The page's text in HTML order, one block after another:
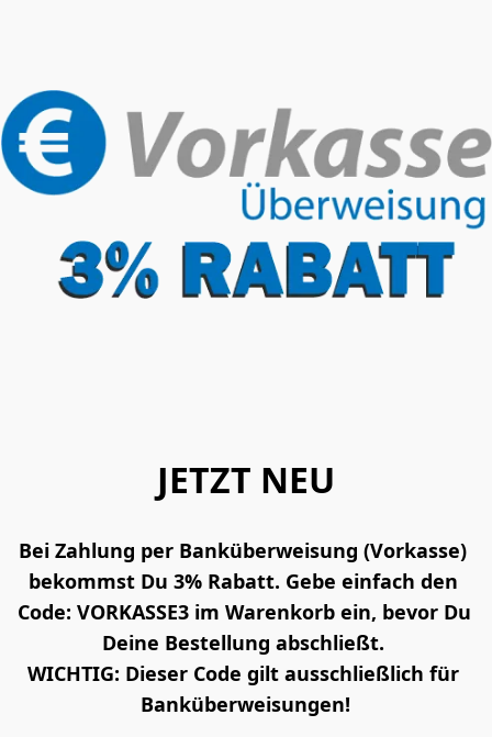
JETZT NEU
Bei Zahlung per Banküberweisung (Vorkasse)
bekommst Du 3% Rabatt. Gebe einfach den
Code: VORKASSE3 im Warenkorb ein, bevor Du
Deine Bestellung abschließt.
WICHTIG: Dieser Code gilt ausschließlich für
Banküberweisungen!